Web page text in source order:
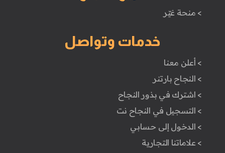
> منحة غيّر
خدمات وتواصل
> أعلن معنا
> النجاح بارتنر
> اشترك في بذور النجاح
> التسجيل في النجاح نت
> الدخول إلى حسابي
> علاماتنا التجارية